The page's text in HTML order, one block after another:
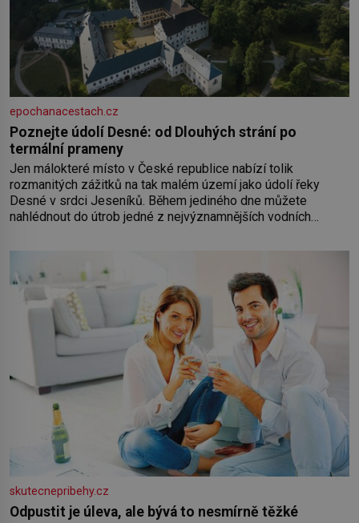
epochanacestach.cz
Poznejte údolí Desné: od Dlouhých strání po
termální prameny
Jen málokteré místo v České republice nabízí tolik
rozmanitých zážitků na tak malém území jako údolí řeky
Desné v srdci Jeseníků. Během jediného dne můžete
nahlédnout do útrob jedné z nejvýznamnějších vodních
koloběžce a den zakončit poznáváním památek ve Velkých
skutecnepribehy.cz
Odpustit je úleva, ale bývá to nesmírně těžké